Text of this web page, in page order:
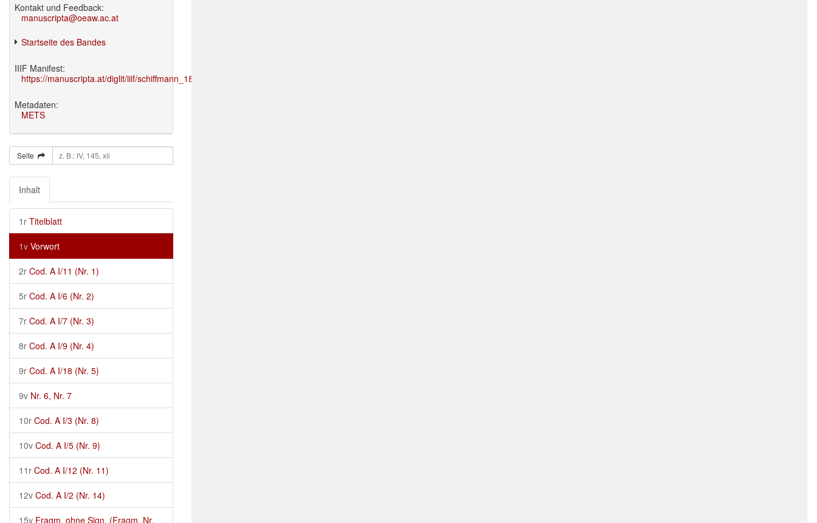
Kontakt und Feedback:
manuscripta@oeaw.ac.at
Startseite des Bandes
IIIF Manifest:
https://manuscripta.at/diglit/iiif/schiffmann_1895/manifest.json
Metadaten:
METS
Seite
Inhalt
1r Titelblatt
1v Vorwort
2r Cod. A I/11 (Nr. 1)
5r Cod. A I/6 (Nr. 2)
7r Cod. A I/7 (Nr. 3)
8r Cod. A I/9 (Nr. 4)
9r Cod. A I/18 (Nr. 5)
9v Nr. 6, Nr. 7
10r Cod. A I/3 (Nr. 8)
10v Cod. A I/5 (Nr. 9)
11r Cod. A I/12 (Nr. 11)
12v Cod. A I/2 (Nr. 14)
15v Fragm. ohne Sign. (Fragm. Nr.